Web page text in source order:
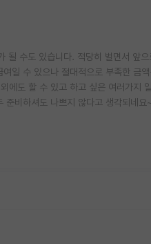
수도 있습니다. 적당히 벌면서 앞
일 수 있으나 절대적으로 부족한 금
에도 할 수 있고 하고 싶은 여러가지
비하셔도 나쁘지 않다고 생각되네